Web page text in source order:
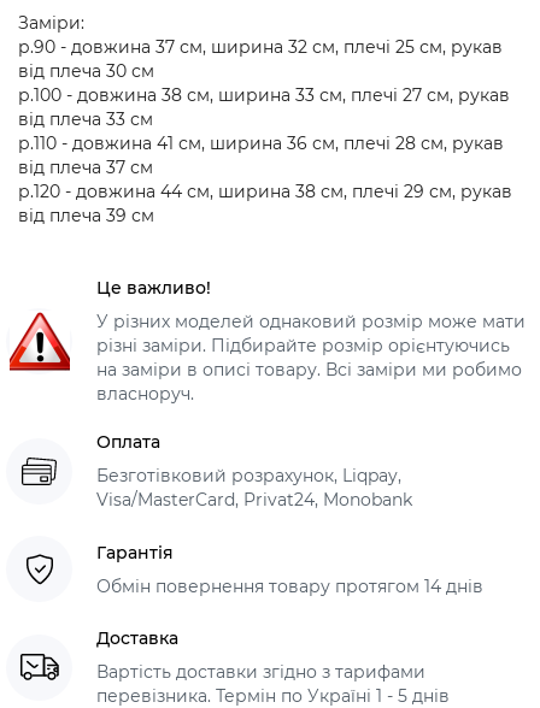
Заміри:
р.90 - довжина 37 см, ширина 32 см, плечі 25 см, рукав
від плеча 30 см
р.100 - довжина 38 см, ширина 33 см, плечі 27 см, рукав
від плеча 33 см
р.110 - довжина 41 см, ширина 36 см, плечі 28 см, рукав
від плеча 37 см
р.120 - довжина 44 см, ширина 38 см, плечі 29 см, рукав
від плеча 39 см
Це важливо!
У різних моделей однаковий розмір може мати
різні заміри. Підбирайте розмір орієнтуючись
на заміри в описі товару. Всі заміри ми робимо
власноруч.
Оплата
Безготівковий розрахунок, Liqpay,
Visa/MasterCard, Privat24, Monobank
Гарантія
Обмін повернення товару протягом 14 днів
Доставка
Вартість доставки згідно з тарифами
перевізника. Термін по Україні 1 - 5 днів